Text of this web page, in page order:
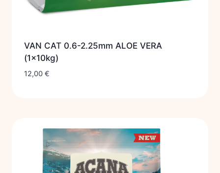
VAN CAT 0.6-2.25mm ALOE VERA
(1x10kg)
12,00 €